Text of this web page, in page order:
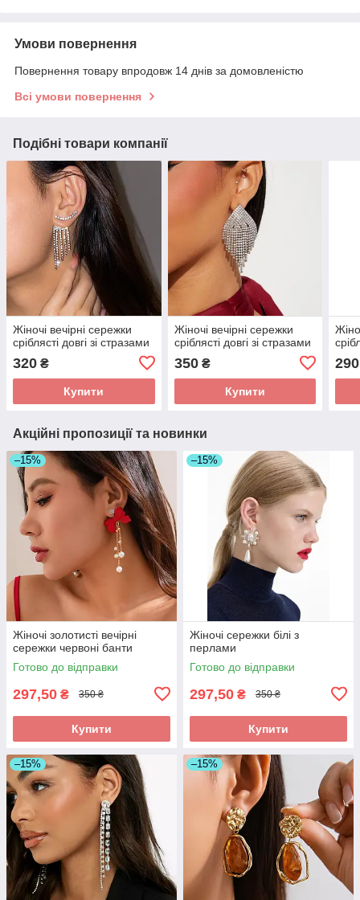
Умови повернення
Повернення товару впродовж 14 днів за домовленістю
Всі умови повернення
Подібні товари компанії
Жіночі вечірні сережки
сріблясті довгі зі стразами
320 ₴
Купити
Жіночі вечірні сережки
сріблясті довгі зі стразами
350₴
Купити
290
Акційні пропозиції та новинки
–15%
Жіночі золотисті вечірні
сережки червоні банти
Готово до відправки
297,50 ₴ 350 ₴
Купити
–15%
Жіночі сережки білі з
перлами
Готово до відправки
297,50 ₴ 350 ₴
Купити
–15% –15%